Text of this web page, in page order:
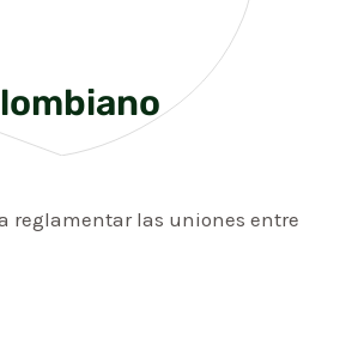
reglamentar las uniones entre